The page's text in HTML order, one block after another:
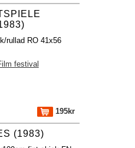
rullad RO 41x56
festival
195kr
(1983)